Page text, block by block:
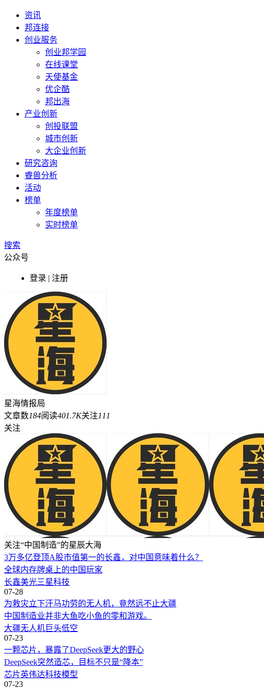
资讯
邦连接
创业服务
创业邦学园
在线课堂
天使基金
优企酷
邦出海
产业创新
创投联盟
城市创新
大企业创新
研究咨询
睿兽分析
活动
榜单
年度榜单
实时榜单
搜索
公众号
登录 | 注册
星海情报局
文章数184阅读401.7K关注111
关注
关注“中国制造”的星辰大海
3万多亿登顶A股市值第一的长鑫，对中国意味着什么？
全球内存牌桌上的中国玩家
长鑫美光三星科技
07-28
为救灾立下汗马功劳的无人机，竟然远不止大疆
中国制造业并非大鱼吃小鱼的零和游戏。
大疆无人机巨头低空
07-23
一颗芯片，暴露了DeepSeek更大的野心
DeepSeek突然造芯，目标不只是“降本”
芯片英伟达科技模型
07-23